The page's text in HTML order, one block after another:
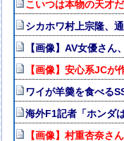
こいつは本物の天才
シカホワ村上宗隆、
【画像】AV女優さ
【画像】安心系JC
ワイが羊羮を食べる
海外F1記者「ホンダ
【画像】村重杏奈さ